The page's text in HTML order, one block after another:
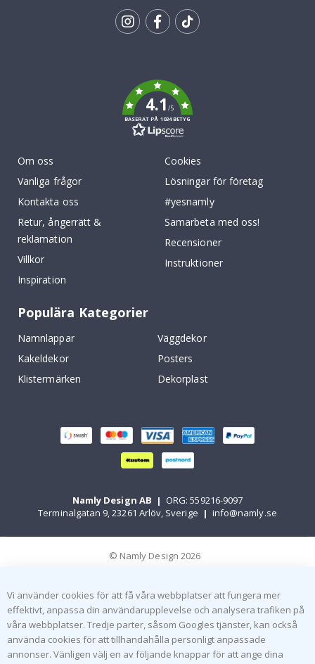
4.1/5
BASERAT PÅ 1034 BETYG
Om oss
Vanliga frågor
Kontakta oss
Retur, ångerrätt &
reklamation
Villkor
Inspiration
Cookies
Lösningar för företag
#yesnamly
Samarbeta med oss!
Recensioner
Instruktioner
Populära Kategorier
Namnlappar
Väggdekor
Kakeldekor
Posters
Klistermärken
Dekorplast
Namly Design AB | ORG: 559216-9097
Terminalgatan 9, 23261 Arlöv, Sverige | info@namly.se
© Namly Design 2026
Vi använder cookies för att få våra webbplatser att fungera mer
effektivt, anpassa din användarupplevelse och analysera trafiken på
våra webbplatser. Tredje parter, såsom Googles tjänster, kan också
använda cookies för att tillhandahålla personligt anpassade
annonser. Vänligen välj en av följande knappar för att ange dina